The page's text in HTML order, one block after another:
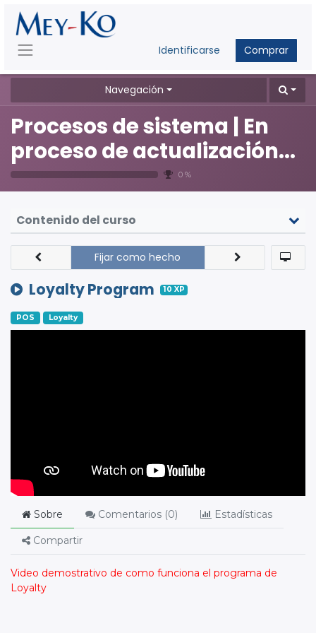
Identificarse Comprar
Navegación
Procesos de sistema | En
proceso de actualización...
0 %
Contenido del curso
Loyalty Program 10 XP
Fijar como hecho
POS Loyalty
Sobre Comentarios (0) Estadísticas
Compartir
Video demostrativo de como funciona el programa de
Loyalty